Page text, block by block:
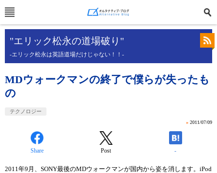
"エリック松永の道場破り"
-エリック松永は英語道場だけじゃない！！-
MDウォークマンの終了で僕らが失ったも
の
テクノロジー
» 2011/07/09
Share Post -
2011年9月、SONY最後のMDウォークマンが国内から姿を消します。iPod